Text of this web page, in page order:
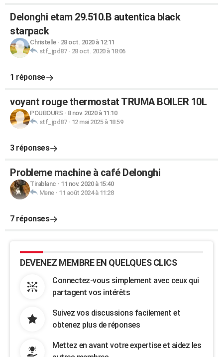
Delonghi etam 29.510.B autentica black
starpack
Christelle- 28 oct. 2020 à 12:11
stf_jpd87- 28 oct. 2020 à 18:06
1 réponse
voyant rouge thermostat TRUMA BOILER 10L
POUBOURS - 8 nov. 2020 à 11:10
stf_jpd87- 12 mai 2025 à 18:59
3 réponses
Probleme machine à café Delonghi
Tirablanc - 11 nov. 2020 à 15:40
Mene- 11 août 2024 à 11:28
7 réponses
DEVENEZ MEMBRE EN QUELQUES CLICS
Connectez-vous simplement avec ceux qui
partagent vos intérêts
Suivez vos discussions facilement et
obtenez plus de réponses
Mettez en avant votre expertise et aidez les